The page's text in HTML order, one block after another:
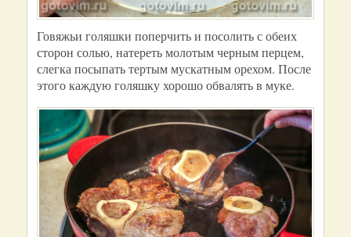
Говяжьи голяшки поперчить и посолить с обеих
сторон солью, натереть молотым черным перцем,
слегка посыпать тертым мускатным орехом. После
этого каждую голяшку хорошо обвалять в муке.